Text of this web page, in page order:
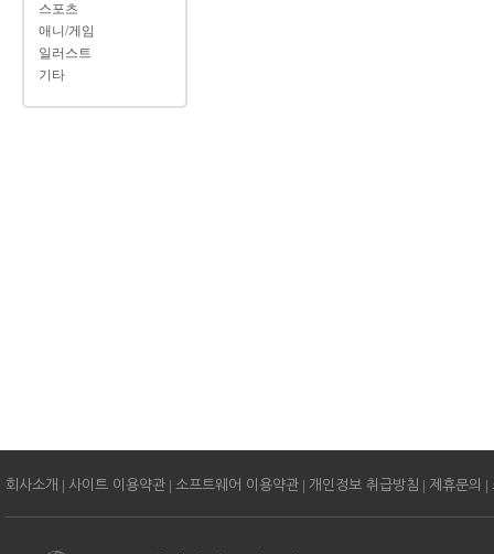
스포츠
애니/게임
일러스트
기타
회사소개 | 사이트 이용약관 | 소프트웨어 이용약관 | 개인정보 취급방침 | 제휴문의 |